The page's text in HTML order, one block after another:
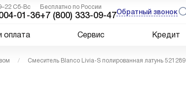
Сб-Вс
01-36
Бесплатно по России
+7 (800) 333-09-47Обратный звонок
оплата Сервис Кредит
Смеситель Blanco Livia-S полированная латунь 521289